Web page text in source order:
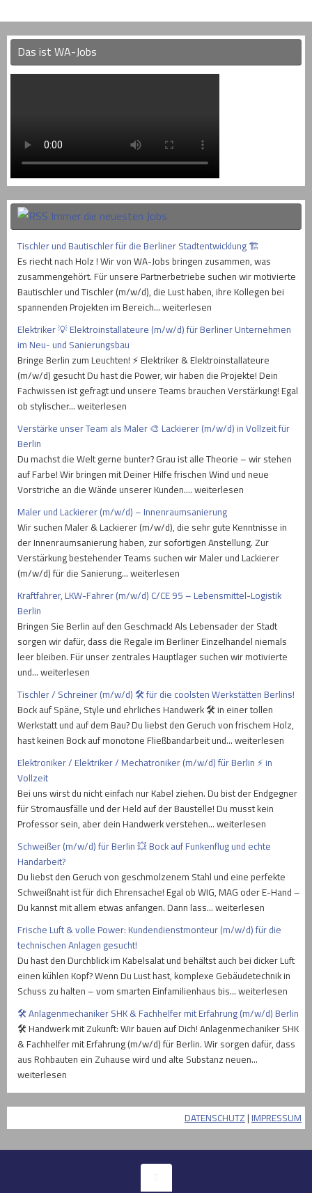
Das ist WA-Jobs
Immer die neuesten Jobs
Tischler und Bautischler für die Berliner Stadtentwicklung 🏗
Es riecht nach Holz ! Wir von WA-Jobs bringen zusammen, was
zusammengehört. Für unsere Partnerbetriebe suchen wir motivierte
Bautischler und Tischler (m/w/d), die Lust haben, ihre Kollegen bei
spannenden Projekten im Bereich… weiterlesen
Elektriker 💡 Elektroinstallateure (m/w/d) für Berliner Unternehmen
im Neu- und Sanierungsbau
Bringe Berlin zum Leuchten! ⚡ Elektriker & Elektroinstallateure
(m/w/d) gesucht Du hast die Power, wir haben die Projekte! Dein
Fachwissen ist gefragt und unsere Teams brauchen Verstärkung! Egal
ob stylischer… weiterlesen
Verstärke unser Team als Maler 🎨 Lackierer (m/w/d) in Vollzeit für
Berlin
Du machst die Welt gerne bunter? Grau ist alle Theorie – wir stehen
auf Farbe! Wir bringen mit Deiner Hilfe frischen Wind und neue
Vorstriche an die Wände unserer Kunden.… weiterlesen
Maler und Lackierer (m/w/d) – Innenraumsanierung
Wir suchen Maler & Lackierer (m/w/d), die sehr gute Kenntnisse in
der Innenraumsanierung haben, zur sofortigen Anstellung. Zur
Verstärkung bestehender Teams suchen wir Maler und Lackierer
(m/w/d) für die Sanierung… weiterlesen
Kraftfahrer, LKW-Fahrer (m/w/d) C/CE 95 – Lebensmittel-Logistik
Berlin
Bringen Sie Berlin auf den Geschmack! Als Lebensader der Stadt
sorgen wir dafür, dass die Regale im Berliner Einzelhandel niemals
leer bleiben. Für unser zentrales Hauptlager suchen wir motivierte
und… weiterlesen
Tischler / Schreiner (m/w/d) 🛠️ für die coolsten Werkstätten Berlins!
Bock auf Späne, Style und ehrliches Handwerk 🛠️ in einer tollen
Werkstatt und auf dem Bau? Du liebst den Geruch von frischem Holz,
hast keinen Bock auf monotone Fließbandarbeit und… weiterlesen
Elektroniker / Elektriker / Mechatroniker (m/w/d) für Berlin ⚡ in
Vollzeit
Bei uns wirst du nicht einfach nur Kabel ziehen. Du bist der Endgegner
für Stromausfälle und der Held auf der Baustelle! Du musst kein
Professor sein, aber dein Handwerk verstehen… weiterlesen
Schweißer (m/w/d) für Berlin 💥 Bock auf Funkenflug und echte
Handarbeit?
Du liebst den Geruch von geschmolzenem Stahl und eine perfekte
Schweißnaht ist für dich Ehrensache! Egal ob WIG, MAG oder E-Hand –
Du kannst mit allem etwas anfangen. Dann lass… weiterlesen
Frische Luft & volle Power: Kundendienstmonteur (m/w/d) für die
technischen Anlagen gesucht!
Du hast den Durchblick im Kabelsalat und behältst auch bei dicker Luft
einen kühlen Kopf? Wenn Du Lust hast, komplexe Gebäudetechnik in
Schuss zu halten – vom smarten Einfamilienhaus bis… weiterlesen
🛠️ Anlagenmechaniker SHK & Fachhelfer mit Erfahrung (m/w/d) Berlin
🛠️ Handwerk mit Zukunft: Wir bauen auf Dich! Anlagenmechaniker SHK
& Fachhelfer mit Erfahrung (m/w/d) für Berlin. Wir sorgen dafür, dass
aus Rohbauten ein Zuhause wird und alte Substanz neuen…
weiterlesen
DATENSCHUTZ | IMPRESSUM